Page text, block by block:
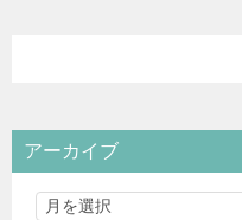
アーカイブ